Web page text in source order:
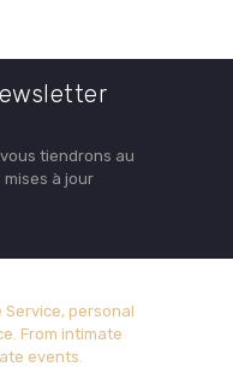
tiendrons au
à jour
Service, personal
From intimate
events.